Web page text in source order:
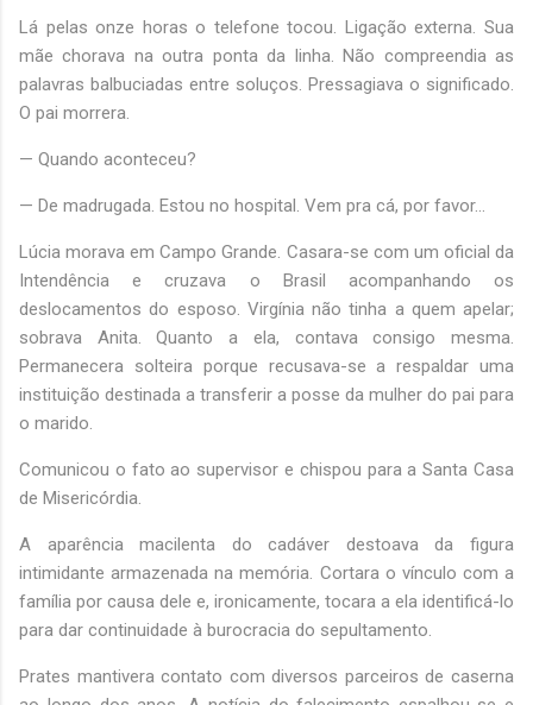
Lá pelas onze horas o telefone tocou. Ligação externa. Sua
mãe chorava na outra ponta da linha. Não compreendia as
palavras balbuciadas entre soluços. Pressagiava o significado.
O pai morrera.
— Quando aconteceu?
— De madrugada. Estou no hospital. Vem pra cá, por favor...
Lúcia morava em Campo Grande. Casara-se com um oficial da
Intendência e cruzava o Brasil acompanhando os
deslocamentos do esposo. Virgínia não tinha a quem apelar;
sobrava Anita. Quanto a ela, contava consigo mesma.
Permanecera solteira porque recusava-se a respaldar uma
instituição destinada a transferir a posse da mulher do pai para
o marido.
Comunicou o fato ao supervisor e chispou para a Santa Casa
de Misericórdia.
A aparência macilenta do cadáver destoava da figura
intimidante armazenada na memória. Cortara o vínculo com a
família por causa dele e, ironicamente, tocara a ela identificá-lo
para dar continuidade à burocracia do sepultamento.
Prates mantivera contato com diversos parceiros de caserna